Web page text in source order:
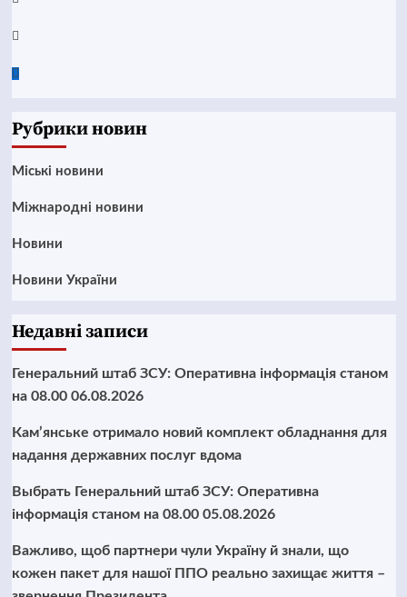
Twitter
Google
Рубрики новин
Mіські новини
Міжнародні новини
Новини
Новини України
Недавні записи
Генеральний штаб ЗСУ: Оперативна інформація станом
на 08.00 06.08.2026
Кам’янське отримало новий комплект обладнання для
надання державних послуг вдома
Выбрать Генеральний штаб ЗСУ: Оперативна
інформація станом на 08.00 05.08.2026
Важливо, щоб партнери чули Україну й знали, що
кожен пакет для нашої ППО реально захищає життя –